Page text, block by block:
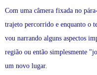
Com uma câmera fixada no
trajeto percorrido e enquanto o
vou narrando alguns aspectos
região ou então simplesmente
um novo lugar.